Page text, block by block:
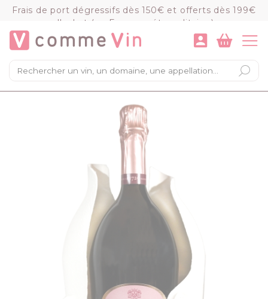
Frais de port dégressifs dès 150€ et offerts dès 199€
d'achat (en France métropolitaine)
×
Mon panier
Chargement du panier...
VOIR LE PANIER COMMANDER
Panneau de gestion des cookies